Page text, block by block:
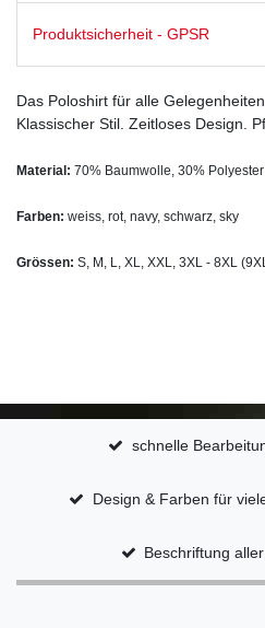
Produktsicherheit - GPSR
Das Poloshirt für alle
Klassischer Stil. Zeitloses Design.
Material: 70% Baumwolle, 30% Polyester
Farben: weiss, rot, navy, schwarz, sky
Grössen: S, M, L, XL, XXL, 3XL - 8XL
schnelle
Design & Farben für
Beschriftung